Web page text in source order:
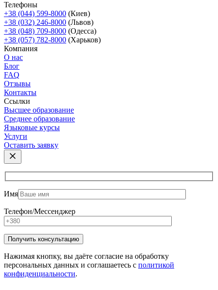
Телефоны
+38 (044) 599-8000 (Киев)
+38 (032) 246-8000 (Львов)
+38 (048) 709-8000 (Одесcа)
+38 (057) 782-8000 (Харьков)
Компания
О нас
Блог
FAQ
Отзывы
Контакты
Ссылки
Высшее образование
Среднее образование
Языковые курсы
Услуги
Оставить заявку
Имя
Телефон/Мессенджер
Нажимая кнопку, вы даёте согласие на обработку
персональных данных и соглашаетесь с политикой
конфиденциальности.